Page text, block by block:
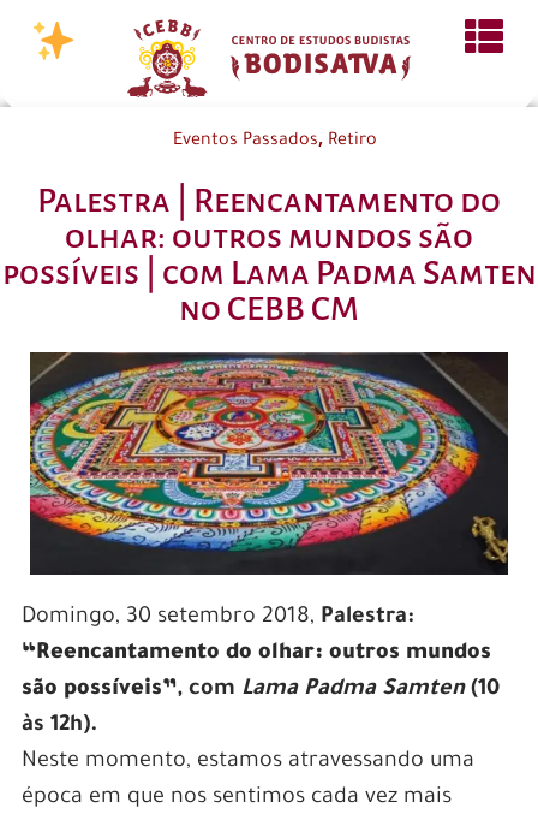
Eventos Passados, Retiro
Palestra | Reencantamento do
olhar: outros mundos são
possíveis | com Lama Padma Samten
no CEBB CM
Domingo, 30 setembro 2018, Palestra:
“Reencantamento do olhar: outros mundos
são possíveis”, com Lama Padma Samten(10
às 12h).
Neste momento, estamos atravessando uma
época em que nos sentimos cada vez mais